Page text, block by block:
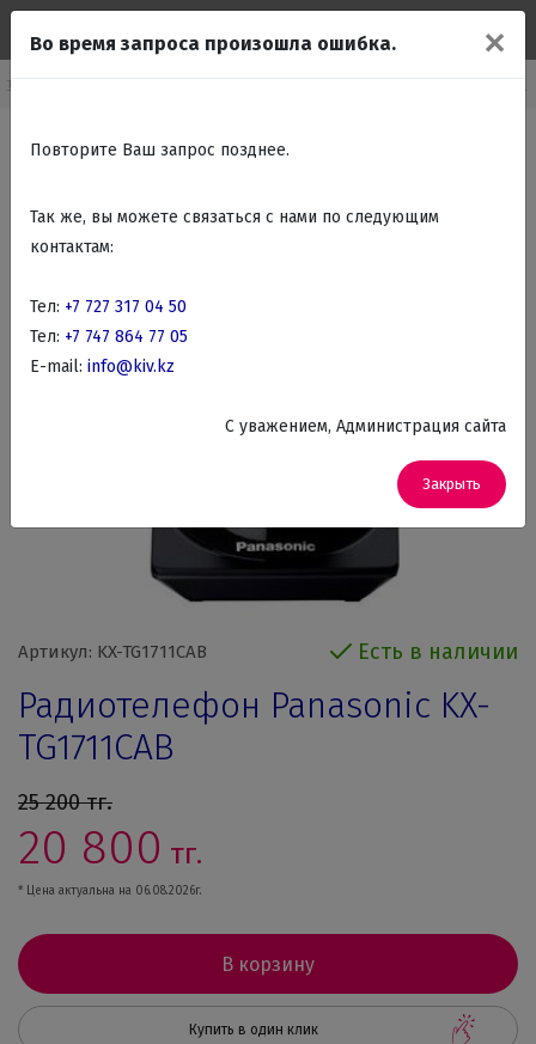
Артикул: KX-TG1711CAB Есть в наличии
Радиотелефон Panasonic KX-
TG1711CAB
25 200тг.
20 800 тг.
* Цена актуальна на 06.08.2026г.
В корзину
Купить в один клик
✕
Во время запроса произошла ошибка.
Повторите Ваш запрос позднее.
Так же, вы можете связаться с нами по следующим
контактам:
Тел: +7 727 317 04 50
Тел: +7 747 864 77 05
E-mail: info@kiv.kz
C уважением, Администрация сайта
Закрыть